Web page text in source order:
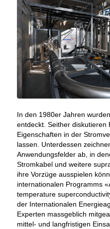
In den 1980er Jahren
entdeckt. Seither diskutieren
Eigenschaften in der
lassen. Unterdessen
Anwendungsfelder ab, in
Stromkabel und weitere
ihre Vorzüge ausspielen
internationalen Programms
temperature
der Internationalen
Experten massgeblich
mittel- und langfristigen